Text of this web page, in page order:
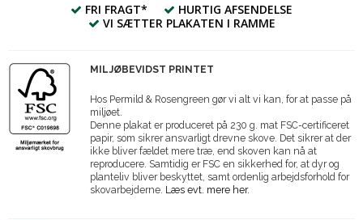
FRI FRAGT*
HURTIG AFSENDELSE
VI SÆTTER PLAKATEN I RAMME
MILJØBEVIDST PRINTET
Hos Permild & Rosengreen gør vi alt vi kan, for at passe på
miljøet.
Denne plakat er produceret på 230 g. mat FSC-certificeret
papir, som sikrer ansvarligt drevne skove. Det sikrer at der
ikke bliver fældet mere træ, end skoven kan nå at
reproducere. Samtidig er FSC en sikkerhed for, at dyr og
planteliv bliver beskyttet, samt ordenlig arbejdsforhold for
skovarbejderne. Læs evt. mere her.